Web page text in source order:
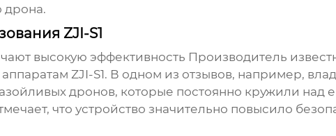
дрона.
ZJI-S1
высокую эффективность Производитель
ZJI-S1. В одном из отзывов, например,
дронов, которые постоянно кружили над
что устройство значительно повысило